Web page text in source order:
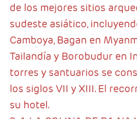
de los mejores sitios
sudeste asiático,
Camboya, Bagan en
Tailandía y Borobudur en
torres y santuarios se
los siglos VII y XIII. El
su hotel.